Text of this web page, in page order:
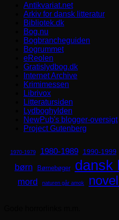
Antikvariat.net
Arkiv for dansk litteratur
Bibliotek.dk
Bog.nu
Bogbrancheguiden
Bogrummet
eReolen
Gratislydbog.dk
Internet Archive
Krimimessen
Librivox
Litteratursiden
Lydboghylden
NewPub's blogger-oversigt
Project Gutenberg
1970-1979 1980-1989 1990-1999
børn Børnebøger dansk
mord naturen går amok